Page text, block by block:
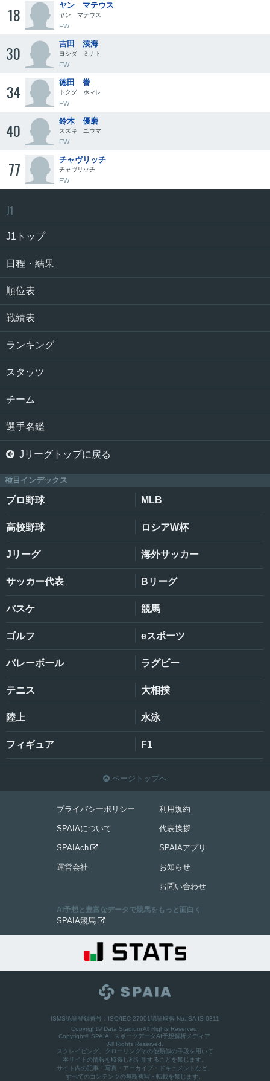
18 ヤン マテウス
ヤン マテウス
FW
30 吉田 湊海
ヨシダ ミナト
FW
34 徳田 誉
トクダ ホマレ
FW
40 鈴木 優磨
スズキ ユウマ
FW
77 チャヴリッチ
チャヴリッチ
FW
J1
J1トップ
日程・結果
順位表
戦績表
ランキング
スタッツ
チーム
選手名鑑
 Jリーグトップに戻る
種目インデックス
プロ野球 MLB
高校野球 ロシアW杯
Jリーグ 海外サッカー
サッカー代表 Bリーグ
バスケ 競馬
ゴルフ eスポーツ
バレーボール ラグビー
テニス 大相撲
陸上 水泳
フィギュア F1
 ページトップへ
プライバシーポリシー
SPAIAについて
SPAIAch 
運営会社
利用規約
代表挨拶
SPAIAアプリ
お知らせ
お問い合わせ
AI予想と豊富なデータで競馬をもっと面白く
SPAIA競馬 
ISMS認証登録番号：ISO/IEC 27001認証取得 No.ISA IS 0311
Copyright© Data Stadium All Rights Reserved.
Copyright© SPAIA | スポーツデータAI予想解析メディア
All Rights Reserved.
スクレイピング、クローリングその他類似の手段を用いて
本サイトの情報を取得し利活用することを禁じます。
サイト内の記事・写真・アーカイブ・ドキュメントなど、
すべてのコンテンツの無断複写・転載を禁じます。